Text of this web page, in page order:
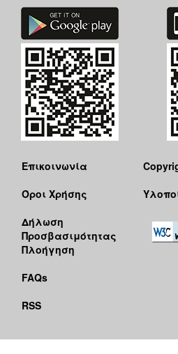
Επικοινωνία
Όροι Χρήσης
Δήλωση
Προσβασιμότητας
Πλοήγηση
FAQs
RSS